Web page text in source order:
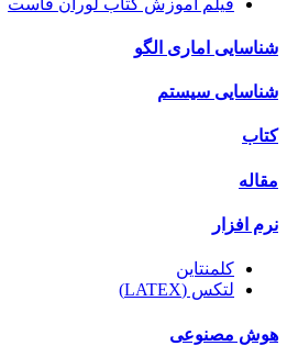
شناسایی اماری الگو
شناسایی سیستم
کتاب
مقاله
نرم افزار
کلمنتاین
لتکس (LATEX)
هوش مصنوعی